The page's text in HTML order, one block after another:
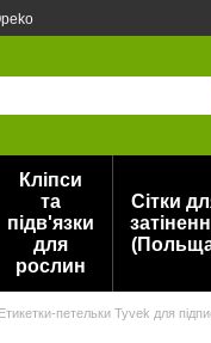
Кліпси
та
підв'язки
для
рослин
Сітки
Етикетки-петельки Tyvek для